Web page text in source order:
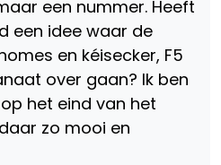
een nummer. Heeft
een idee waar de
en kéisecker, F5
over gaan? Ik ben
het eind van het
zo mooi en